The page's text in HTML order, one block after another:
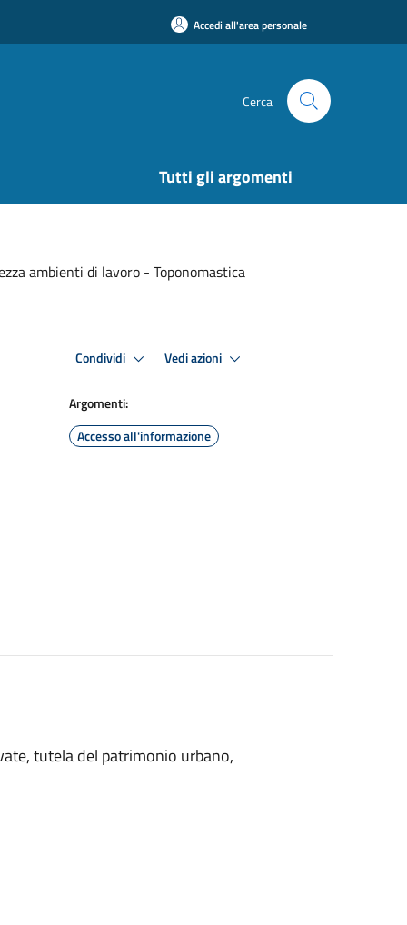
Accedi all'area personale
Cerca
Tutti gli argomenti
ambienti di lavoro - Toponomastica
Condividi Vedi azioni
Argomenti:
Accesso all'informazione
tutela del patrimonio urbano,